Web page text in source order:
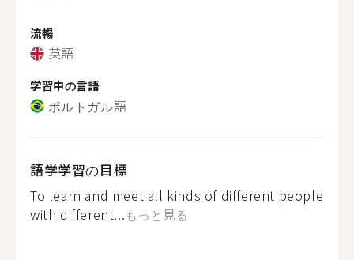
流暢
英語
学習中の言語
ポルトガル語
語学学習の目標
To learn and meet all kinds of different people
with different...もっと見る